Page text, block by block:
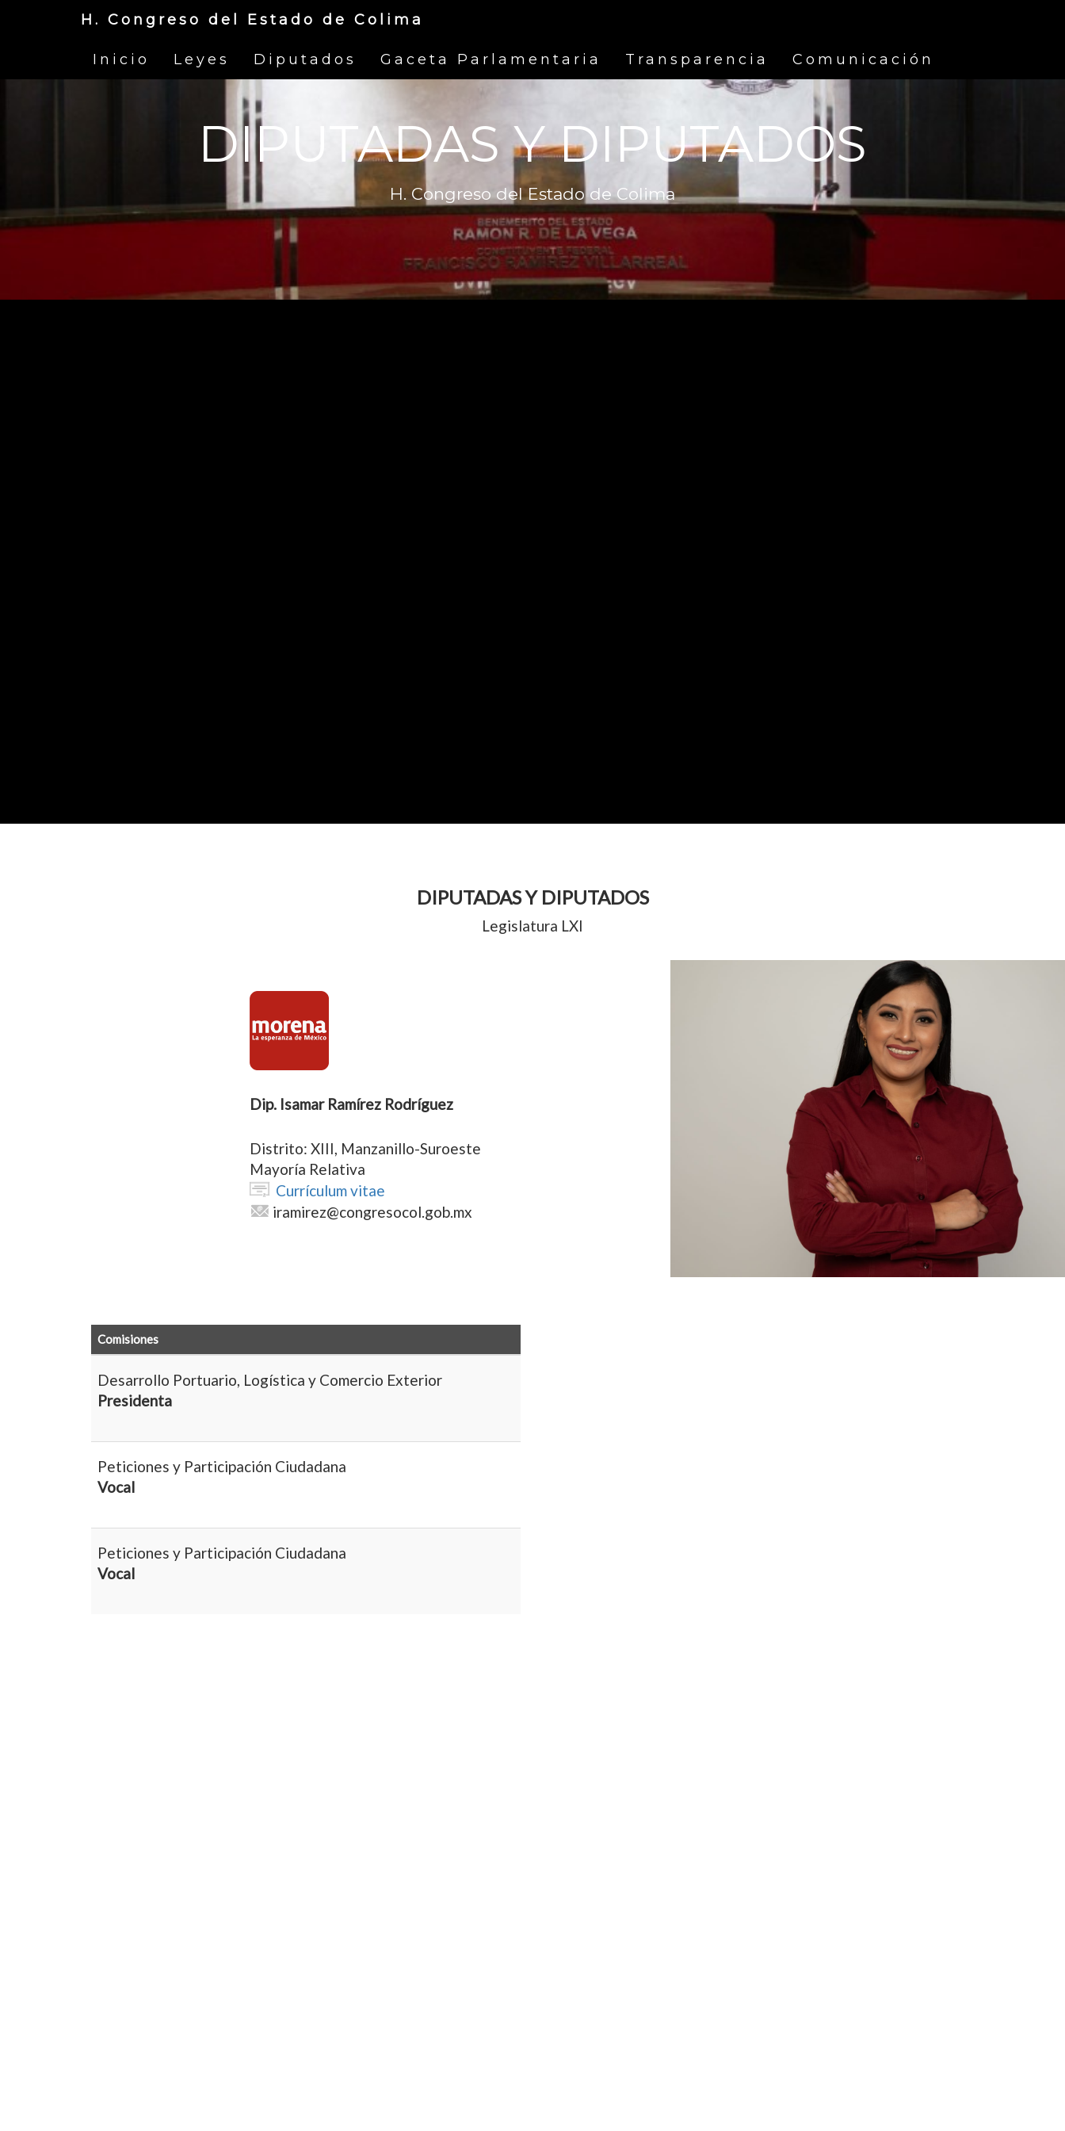
H. Congreso del Estado de Colima
Inicio Leyes Diputados Gaceta Parlamentaria Transparencia Comunicación
DIPUTADAS Y DIPUTADOS
H. Congreso del Estado de Colima
DIPUTADAS Y DIPUTADOS
Legislatura LXI
Dip. Isamar Ramírez Rodríguez
Distrito: XIII, Manzanillo-Suroeste
Mayoría Relativa
Currículum vitae
iramirez@congresocol.gob.mx
Comisiones
Desarrollo Portuario, Logística y Comercio Exterior
Presidenta
Peticiones y Participación Ciudadana
Vocal
Peticiones y Participación Ciudadana
Vocal